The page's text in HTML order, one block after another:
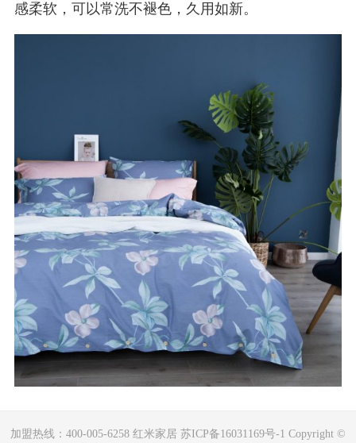
感柔软，可以常洗不褪色，久用如新。
加盟热线：400-005-6258 红米家居 苏ICP备16031169号-1 Copyright ©